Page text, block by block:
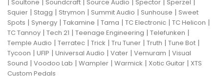
| Soultone | Soundcraft | Source Audio | Spector | Sperzel |
Squier | Stagg | Strymon | Summit Audio | Sunhouse | Sweet
Spots | Synergy | Takamine | Tama | TC Electronic | TC Helicon |
TC Tannoy | Tech 21 | Teenage Engineering | Telefunken |
Temple Audio | Terratec | Trick | Tru Tuner | Truth | Tune Bot |
Tycoon | UFIP | Universal Audio | Vater | Vemuram | Visual
Sound | Voodoo Lab | Wampler | Warmick | Xotic Guitar | XTS
Custom Pedals